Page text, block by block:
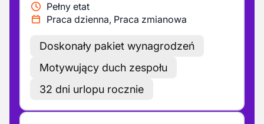
Pełny etat
Praca dzienna, Praca zmianowa
Doskonały pakiet wynagrodzeń
Motywujący duch zespołu
32 dni urlopu rocznie